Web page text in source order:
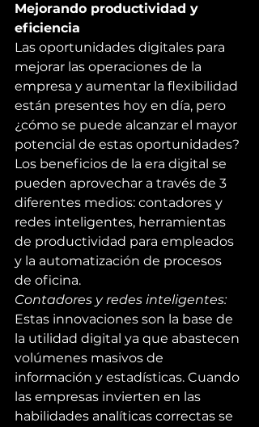
Mejorando productividad y
eficiencia
Las oportunidades digitales para
mejorar las operaciones de la
empresa y aumentar la flexibilidad
están presentes hoy en día, pero
¿cómo se puede alcanzar el mayor
potencial de estas oportunidades?
Los beneficios de la era digital se
pueden aprovechar a través de 3
diferentes medios: contadores y
redes inteligentes, herramientas
de productividad para empleados
y la automatización de procesos
de oficina.
Contadores y redes inteligentes:
Estas innovaciones son la base de
la utilidad digital ya que abastecen
volúmenes masivos de
información y estadísticas. Cuando
las empresas invierten en las
habilidades analíticas correctas se